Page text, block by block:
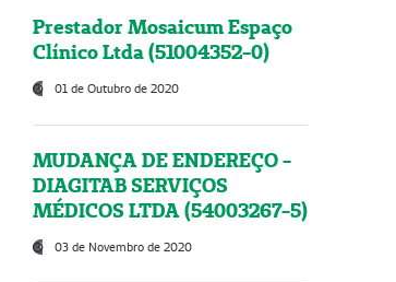
Prestador Mosaicum Espaço
Clínico Ltda (51004352-0)
01 de Outubro de 2020
MUDANÇA DE ENDEREÇO -
DIAGITAB SERVIÇOS
MÉDICOS LTDA (54003267-5)
03 de Novembro de 2020